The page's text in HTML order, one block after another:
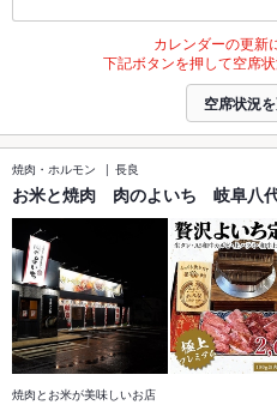
カレンダーの更新
下記ボタンを押して空席
空席状況
焼肉・ホルモン 長良
お米と焼肉 肉のよいち 岐阜八
焼肉とお米が美味しいお店